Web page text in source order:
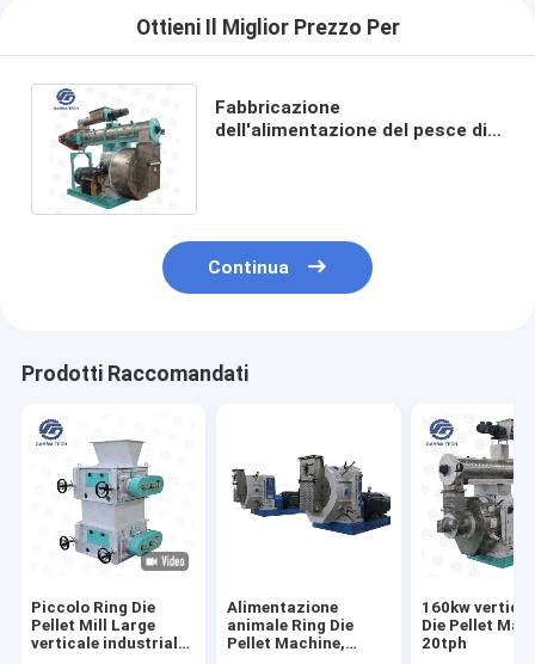
Ottieni Il Miglior Prezzo Per
Fabbricazione
dell'alimentazione del pesce di
Continua
Prodotti Raccomandati
Piccolo Ring Die
Pellet Mill Large
verticale industriale
Alimentazione
animale Ring Die
Pellet Machine,
160kw
Die Pellet
20tph